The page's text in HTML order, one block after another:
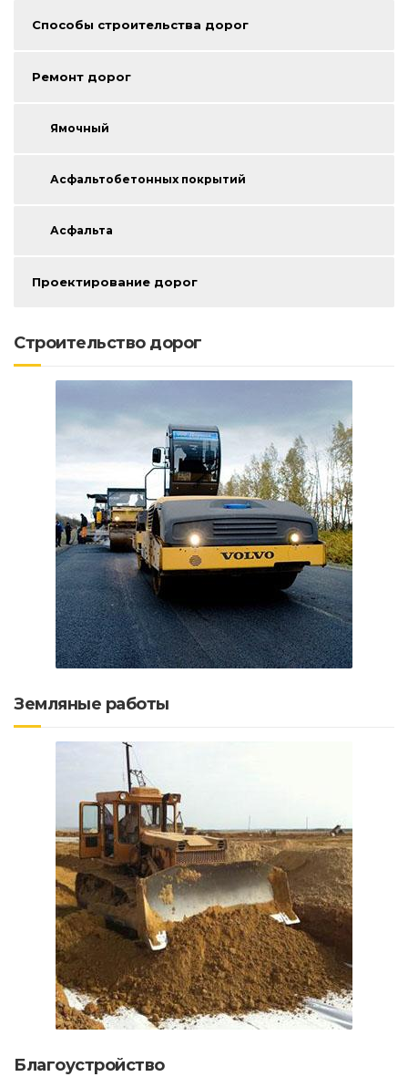
Способы строительства дорог
Ремонт дорог
Ямочный
Асфальтобетонных покрытий
Асфальта
Проектирование дорог
Строительство дорог
Земляные работы
Благоустройство